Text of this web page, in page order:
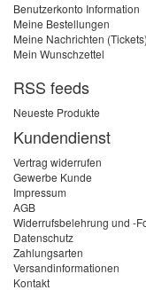
Benutzerkonto Information
Meine Bestellungen
Meine Nachrichten (Tickets)
Mein Wunschzettel
RSS feeds
Neueste Produkte
Kundendienst
Vertrag widerrufen
Gewerbe Kunde
Impressum
AGB
Widerrufsbelehrung und -
Datenschutz
Zahlungsarten
Versandinformationen
Kontakt